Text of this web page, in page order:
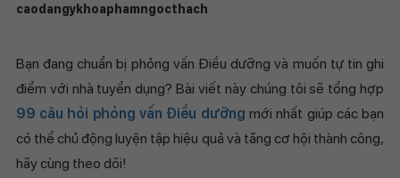
caodangykhoaphamngocthach
Bạn đang chuẩn bị phỏng vấn Điều dưỡng và muốn tự tin ghi
điểm với nhà tuyển dụng? Bài viết này chúng tôi sẽ tổng hợp
99 câu hỏi phỏng vấn Điều dưỡng mới nhất giúp các bạn
có thể chủ động luyện tập hiệu quả và tăng cơ hội thành công,
hãy cùng theo dõi!